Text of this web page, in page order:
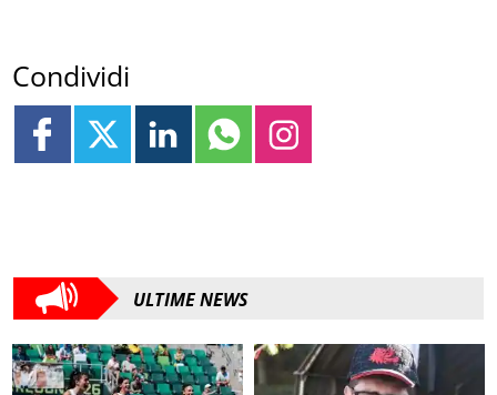
Condividi
ULTIME NEWS